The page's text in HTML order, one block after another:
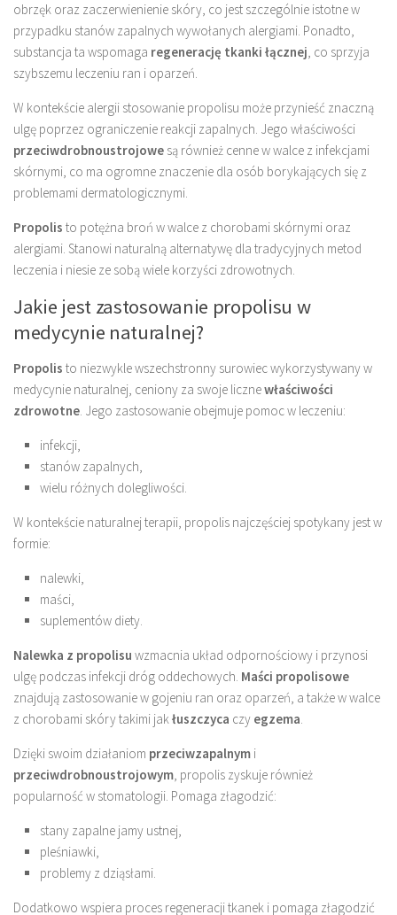
obrzęk oraz zaczerwienienie skóry, co jest szczególnie istotne w
przypadku stanów zapalnych wywołanych alergiami. Ponadto,
substancja ta wspomaga regenerację tkanki łącznej, co sprzyja
szybszemu leczeniu ran i oparzeń.
W kontekście alergii stosowanie propolisu może przynieść znaczną
ulgę poprzez ograniczenie reakcji zapalnych. Jego właściwości
przeciwdrobnoustrojowe są również cenne w walce z infekcjami
skórnymi, co ma ogromne znaczenie dla osób borykających się z
problemami dermatologicznymi.
Propolis to potężna broń w walce z chorobami skórnymi oraz
alergiami. Stanowi naturalną alternatywę dla tradycyjnych metod
leczenia i niesie ze sobą wiele korzyści zdrowotnych.
Jakie jest zastosowanie propolisu w
medycynie naturalnej?
Propolis to niezwykle wszechstronny surowiec wykorzystywany w
medycynie naturalnej, ceniony za swoje licznewłaściwości
zdrowotne. Jego zastosowanie obejmuje pomoc w leczeniu:
infekcji,
stanów zapalnych,
wielu różnych dolegliwości.
W kontekście naturalnej terapii, propolis najczęściej spotykany jest w
formie:
nalewki,
maści,
suplementów diety.
Nalewka z propolisu wzmacnia układ odpornościowy i przynosi
ulgę podczas infekcji dróg oddechowych. Maści propolisowe
znajdują zastosowanie w gojeniu ran oraz oparzeń, a także w walce
z chorobami skóry takimi jakłuszczyca czy egzema.
Dzięki swoim działaniom przeciwzapalnym i
przeciwdrobnoustrojowym, propolis zyskuje również
popularność w stomatologii. Pomaga złagodzić:
stany zapalne jamy ustnej,
pleśniawki,
problemy z dziąsłami.
Dodatkowo wspiera proces regeneracji tkanek i pomaga złagodzić